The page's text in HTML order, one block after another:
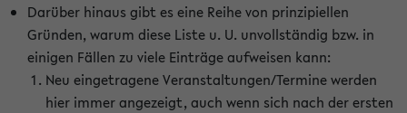
Darüber hinaus gibt es eine Reihe von prinzipiellen
Gründen, warum diese Liste u. U. unvollständig bzw. in
einigen Fällen zu viele Einträge aufweisen kann:
Neu eingetragene Veranstaltungen/Termine werden
hier immer angezeigt, auch wenn sich nach der ersten